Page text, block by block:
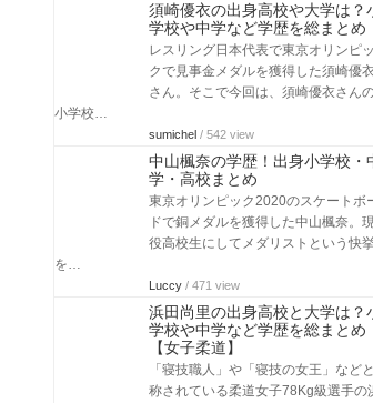
須崎優衣の出身高校や大学は？
学校や中学など学歴を総まとめ
レスリング日本代表で東京オリンピッ
クで見事金メダルを獲得した須崎優
さん。そこで今回は、須崎優衣さん
小学校…
sumichel / 542 view
中山楓奈の学歴！出身小学校・
学・高校まとめ
東京オリンピック2020のスケートボ
ドで銅メダルを獲得した中山楓奈。
役高校生にしてメダリストという快挙
を…
Luccy / 471 view
浜田尚里の出身高校と大学は？
学校や中学など学歴を総まとめ
【女子柔道】
「寝技職人」や「寝技の女王」などと
称されている柔道女子78Kg級選手の